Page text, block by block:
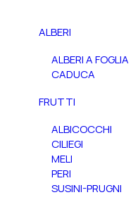
ALBERI
ALBERI A FOGLIA
CADUCA
FRUTTI
ALBICOCCHI
CILIEGI
MELI
PERI
SUSINI-PRUGNI